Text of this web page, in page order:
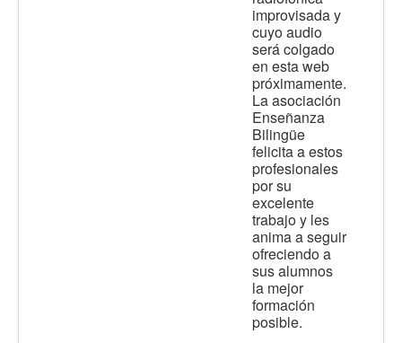
improvisada y
cuyo audio
será colgado
en esta web
próximamente.
La asociación
Enseñanza
Bilingüe
felicita a estos
profesionales
por su
excelente
trabajo y les
anima a seguir
ofreciendo a
sus alumnos
la mejor
formación
posible.